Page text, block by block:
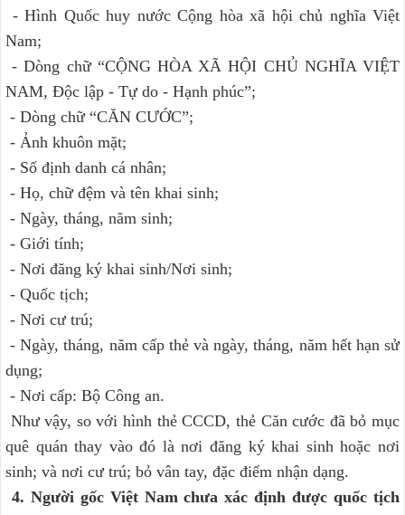
- Hình Quốc huy nước Cộng hòa xã hội chủ nghĩa Việt
Nam;
- Dòng chữ “CỘNG HÒA XÃ HỘI CHỦ NGHĨA VIỆT
NAM, Độc lập - Tự do - Hạnh phúc”;
- Dòng chữ “CĂN CƯỚC”;
- Ảnh khuôn mặt;
- Số định danh cá nhân;
- Họ, chữ đệm và tên khai sinh;
- Ngày, tháng, năm sinh;
- Giới tính;
- Nơi đăng ký khai sinh/Nơi sinh;
- Quốc tịch;
- Nơi cư trú;
- Ngày, tháng, năm cấp thẻ và ngày, tháng, năm hết hạn sử
dụng;
- Nơi cấp: Bộ Công an.
Như vậy, so với hình thẻ CCCD, thẻ Căn cước đã bỏ mục
quê quán thay vào đó là nơi đăng ký khai sinh hoặc nơi
sinh; và nơi cư trú; bỏ vân tay, đặc điểm nhận dạng.
4. Người gốc Việt Nam chưa xác định được quốc tịch